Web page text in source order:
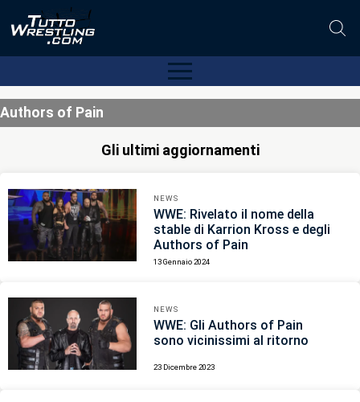
Authors of Pain
Gli ultimi aggiornamenti
NEWS
WWE: Rivelato il nome della
stable di Karrion Kross e degli
Authors of Pain
13 Gennaio 2024
NEWS
WWE: Gli Authors of Pain
sono vicinissimi al ritorno
23 Dicembre 2023